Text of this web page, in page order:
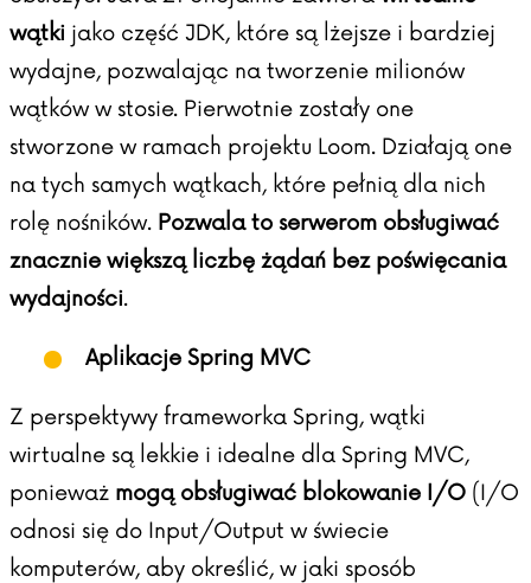
wątki jako część JDK, które są lżejsze i bardziej
wydajne, pozwalając na tworzenie milionów
wątków w stosie. Pierwotnie zostały one
stworzone w ramach projektu Loom. Działają one
na tych samych wątkach, które pełnią dla nich
rolę nośników. Pozwala to serwerom obsługiwać
znacznie większą liczbę żądań bez poświęcania
wydajności.
Aplikacje Spring MVC
Z perspektywy frameworka Spring, wątki
wirtualne są lekkie i idealne dla Spring MVC,
ponieważ mogą obsługiwać blokowanie I/O (I/O
odnosi się do Input/Output w świecie
komputerów, aby określić, w jaki sposób